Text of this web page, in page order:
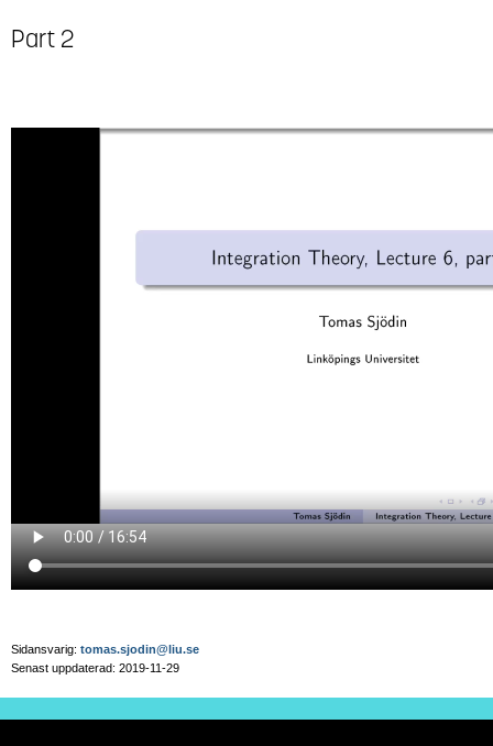
Part 2
Sidansvarig: tomas.sjodin@liu.se
Senast uppdaterad: 2019-11-29